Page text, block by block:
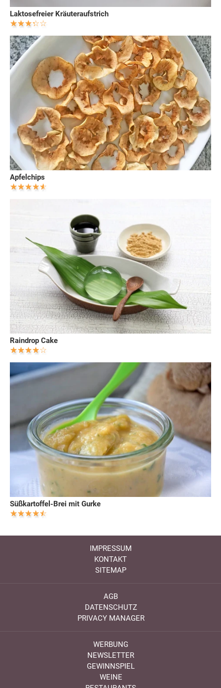
Laktosefreier Kräuteraufstrich
Apfelchips
Raindrop Cake
Süßkartoffel-Brei mit Gurke
IMPRESSUM
KONTAKT
SITEMAP
AGB
DATENSCHUTZ
PRIVACY MANAGER
WERBUNG
NEWSLETTER
GEWINNSPIEL
WEINE